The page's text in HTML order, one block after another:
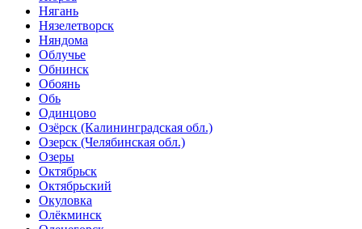
Нягань
Нязелетворск
Няндома
Облучье
Обнинск
Обоянь
Обь
Одинцово
Озёрск (Калининградская обл.)
Озерск (Челябинская обл.)
Озеры
Октябрьск
Октябрьский
Окуловка
Олёкминск